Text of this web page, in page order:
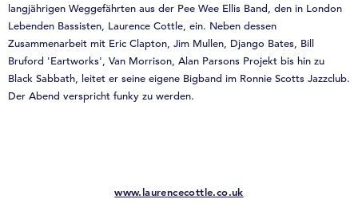
langjährigen Weggefährten aus der Pee Wee Ellis Band, den in London
Lebenden Bassisten, Laurence Cottle, ein. Neben dessen
Zusammenarbeit mit Eric Clapton, Jim Mullen, Django Bates, Bill
Bruford 'Eartworks', Van Morrison, Alan Parsons Projekt bis hin zu
Black Sabbath, leitet er seine eigene Bigband im Ronnie Scotts Jazzclub.
Der Abend verspricht funky zu werden.
www.laurencecottle.co.uk